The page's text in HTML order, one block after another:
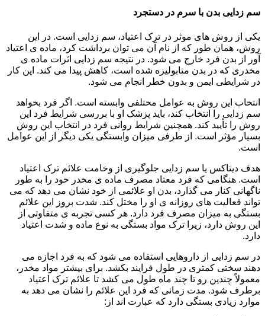
سم زدایی بدن با سرم در دستجرد
یکی از روش های موثر در ترک اعتیاد، سم زدایی است. در این
روش، همان طور که از نام آن می توان برداشت کرد، ماده ی اعتیاد
آور از بدن فرد خارج می شود. در نتیجه سم زدایی اثرات ماده ی
مخدری که در بدن متابولیزه شده است، کاهش پیدا می کند. این کار
در شرایطی ایمن و بدون خطر انجام می شود.
انتخاب این روش به عوامل مختلفی وابسته است. اگر فرد بخواهد
سم زدایی را انتخاب کند، باید پزشک او با بررسی شرایط فرد این
روش را تأیید کند. همچنین شرایط روانی فرد در انتخاب این روش
بسیار مؤثر است. از طرفی میزان وابستگی یکی دیگر از این عوامل
است.
هدف دیتاکس یا سم زدایی جلوگیری از وخامت علائم ترک اعتیاد
است. هنگامی که فرد معتاد مصرف ماده ی مخدر خود را به طور
ناگهانی کنار می گذارد، بدن او علائمی از خود نشان می دهد که می
تواند فعالیت های روزانه ی او را مختل کند. شدت بروز این علائم
بستگی به میزان مصرف فرد دارد. هر کسی تجربه ی متفاوتی از
این روش دارد، زیرا ترک مواد بستگی به نوع ماده و شدت اعتیاد
دارد.
در سم زدایی از داروهایی استفاده می شود که به فرد اجازه می
دهند سختی کمتری در طول فرایند بکشد. برای بیشتر مواد مخدر،
معمولاً چندین رو تا چند ماه طول می کشد تا علائم ترک اعتیاد
برطرف شود. مدت زمانی که فرد این علائم را نشان می دهد به
موارد زیادی بستگی دارد که عبارت اند از: